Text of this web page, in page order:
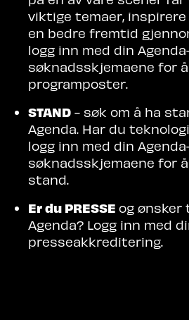
viktige temaer,
en bedre fremtid
logg inn med din
søknadsskjemaene for
programposter.
STAND - søk om å ha
Agenda. Har du
logg inn med din
søknadsskjemaene for
stand.
Er du PRESSE og ønsker
Agenda? Logg inn med
presseakkreditering.